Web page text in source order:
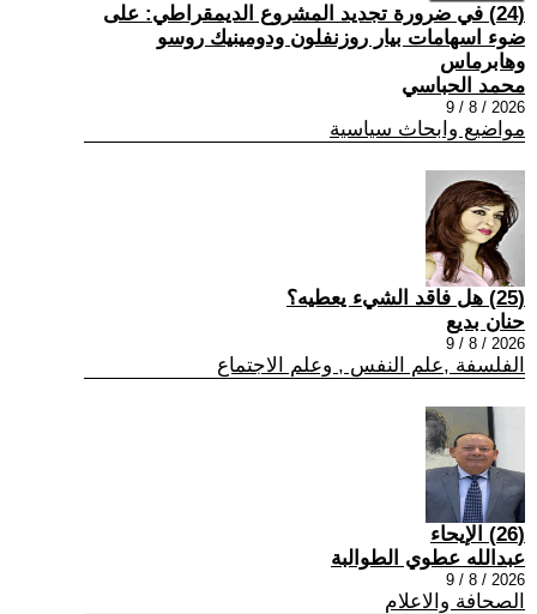
(24) في ضرورة تجديد المشروع الديمقراطي: على
ضوء اسهامات بيار روزنفلون ودومينيك روسو
وهابرماس
محمد الحباسي
2026 / 8 / 9
مواضيع وابحاث سياسية
(25) هل فاقد الشيء يعطيه؟
حنان بديع
2026 / 8 / 9
الفلسفة ,علم النفس , وعلم الاجتماع
(26) الإيحاء
عبدالله عطوي الطوالبة
2026 / 8 / 9
الصحافة والاعلام